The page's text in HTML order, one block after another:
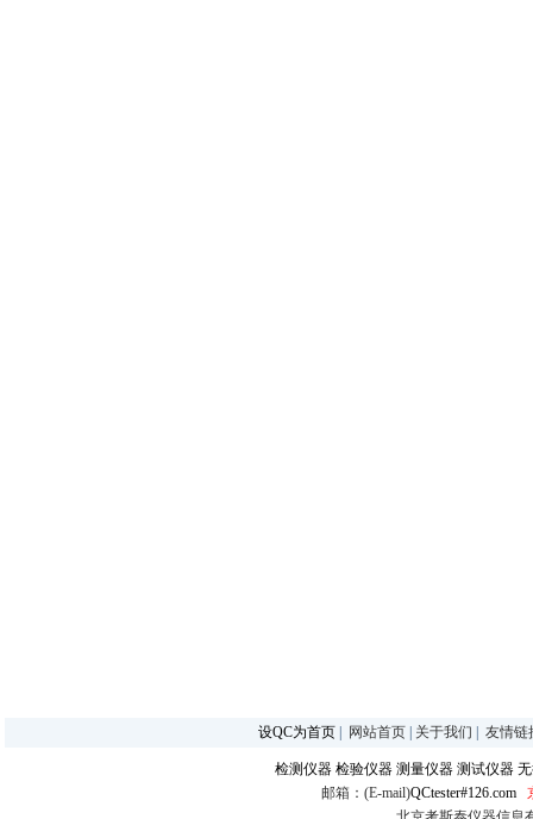
设QC为首页 网站首页 关于我们 友情链
检测仪器 检验仪器 测量仪器 测试仪器
邮箱：(E-mail)QCtester#126.com